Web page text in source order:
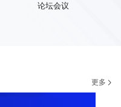
论坛会议
更多